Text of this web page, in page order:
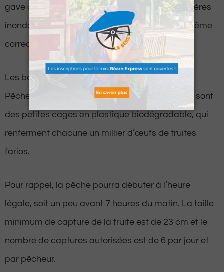
gave de Pau ont subi des dégâts lors des dernières
inondations, le niveau des eaux reste tout de même
correct pour la pêche.
Les bénévoles de la Fédération Nationale de la
Pêche ont d’ailleurs placé des boîtes Vibert. Ce sont
des petites cages en plastique biodégradable, qui
renferment chacune un millier d’œufs de truites
farios.
Pour rappel, la pêche pourra débuter à l’heure
légale, soit un peu avant 7 heures du matin. La taille
minimum de capture de la truite est de 23 cm et le
nombre de captures autorisées est de 6 par jour et
par pêcheur.